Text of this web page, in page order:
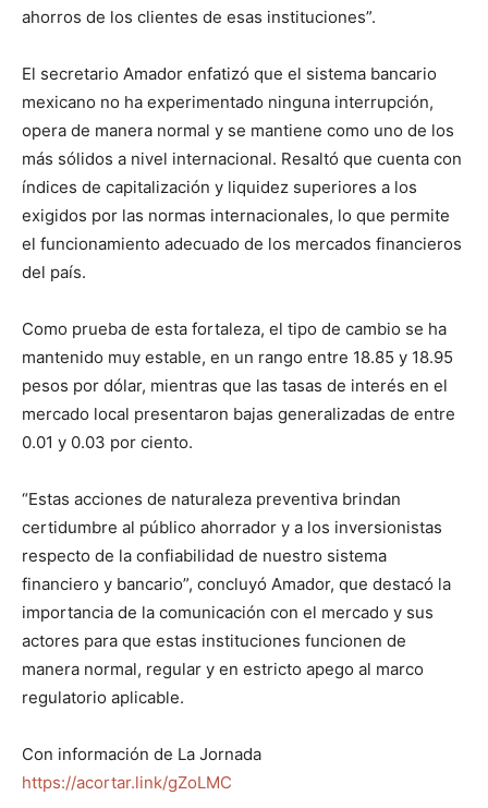
ahorros de los clientes de esas instituciones”.
El secretario Amador enfatizó que el sistema bancario
mexicano no ha experimentado ninguna interrupción,
opera de manera normal y se mantiene como uno de los
más sólidos a nivel internacional. Resaltó que cuenta con
índices de capitalización y liquidez superiores a los
exigidos por las normas internacionales, lo que permite
el funcionamiento adecuado de los mercados financieros
del país.
Como prueba de esta fortaleza, el tipo de cambio se ha
mantenido muy estable, en un rango entre 18.85 y 18.95
pesos por dólar, mientras que las tasas de interés en el
mercado local presentaron bajas generalizadas de entre
0.01 y 0.03 por ciento.
“Estas acciones de naturaleza preventiva brindan
certidumbre al público ahorrador y a los inversionistas
respecto de la confiabilidad de nuestro sistema
financiero y bancario”, concluyó Amador, que destacó la
importancia de la comunicación con el mercado y sus
actores para que estas instituciones funcionen de
manera normal, regular y en estricto apego al marco
regulatorio aplicable.
Con información de La Jornada
https://acortar.link/gZoLMC